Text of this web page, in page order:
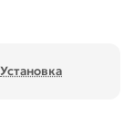
Установка